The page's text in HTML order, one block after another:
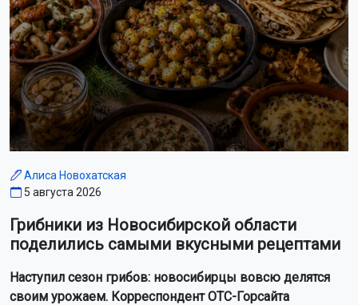
Алиса Новохатская
5 августа 2026
Грибники из Новосибирской области
поделились самыми вкусными рецептами
Наступил сезон грибов: новосибирцы вовсю делятся
своим урожаем. Корреспондент ОТС-Горсайта